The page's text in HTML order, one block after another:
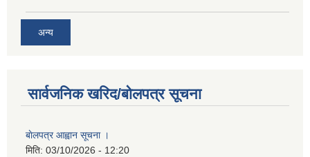
अन्य
सार्वजनिक खरिद/बोलपत्र सूचना
बाेलपत्र आह्वान सूचना ।
मिति: 03/10/2026 - 12:20